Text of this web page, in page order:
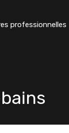
professionnelles